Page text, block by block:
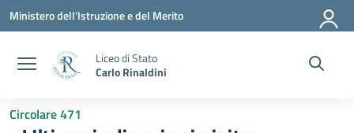
Vai ai contenuti
Vai al menu di navigazione
Vai al footer
Ministero dell'Istruzione e del Merito
Liceo di Stato
Carlo Rinaldini
Circolare 471